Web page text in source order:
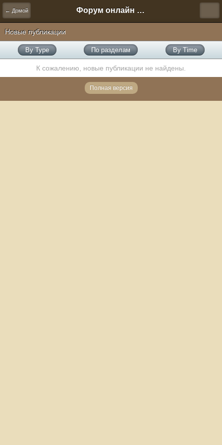
← Домой Форум онлайн игры "Новая Эра" (Нюра Биз)
Новые публикации
By Type По разделам By Time
К сожалению, новые публикации не найдены.
Полная версия